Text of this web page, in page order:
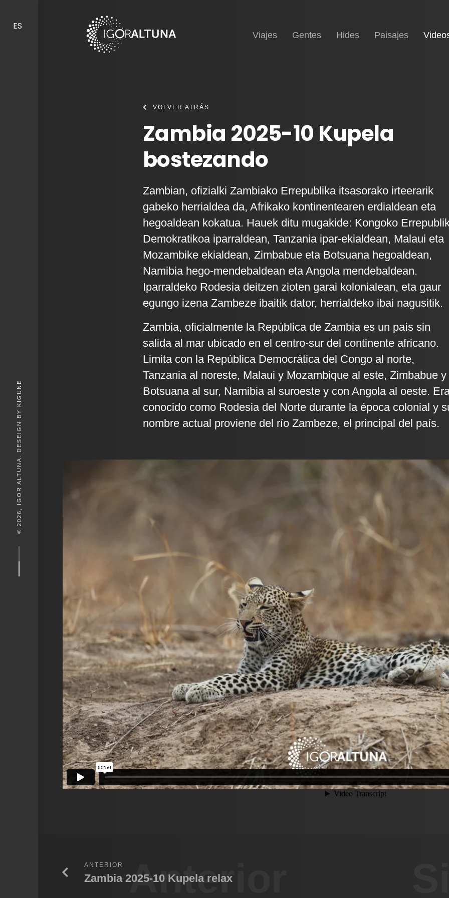
ES
© 2026, IGOR ALTUNA. DESEIGN BY
KIGUNE
Inicio
Viajes Gentes Hides Paisajes
VOLVER ATRÁS
Zambia 2025-10 Kupela
bostezando
Zambian, ofizialki Zambiako Errepublika itsasorako irteerarik
gabeko herrialdea da, Afrikako kontinentearen erdialdean eta
hegoaldean kokatua. Hauek ditu mugakide: Kongoko
Demokratikoa iparraldean, Tanzania ipar-ekialdean, Malaui eta
Mozambike ekialdean, Zimbabue eta Botsuana hegoaldean,
Namibia hego-mendebaldean eta Angola mendebaldean.
Iparraldeko Rodesia deitzen zioten garai kolonialean, eta gaur
egungo izena Zambeze ibaitik dator, herrialdeko ibai nagusitik.
Zambia, oficialmente la República de Zambia es un país sin
salida al mar ubicado en el centro-sur del continente africano.
Limita con la República Democrática del Congo al norte,
Tanzania al noreste, Malaui y Mozambique al este, Zimbabue y
Botsuana al sur, Namibia al suroeste y con Angola al oeste.
conocido como Rodesia del Norte durante la época colonial y
nombre actual proviene del río Zambeze, el principal del país.
Anterior
ANTERIOR
Zambia 2025-10 Kupela relax